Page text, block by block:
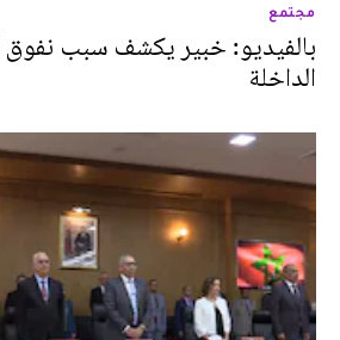
مجتمع
بالفيديو: خبير يكشف سبب نفوق
الداخلة